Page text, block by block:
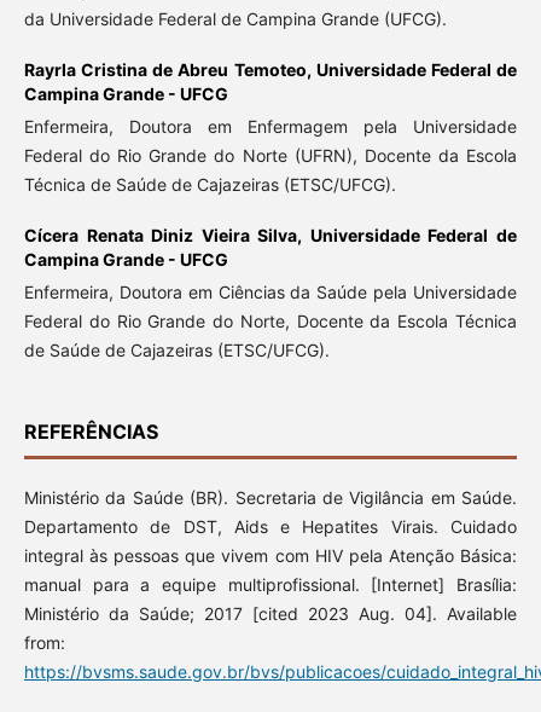
da Universidade Federal de Campina Grande (UFCG).
Rayrla Cristina de Abreu Temoteo, Universidade Federal de
Campina Grande - UFCG
Enfermeira, Doutora em Enfermagem pela Universidade
Federal do Rio Grande do Norte (UFRN), Docente da Escola
Técnica de Saúde de Cajazeiras (ETSC/UFCG).
Cícera Renata Diniz Vieira Silva, Universidade Federal de
Campina Grande - UFCG
Enfermeira, Doutora em Ciências da Saúde pela Universidade
Federal do Rio Grande do Norte, Docente da Escola Técnica
de Saúde de Cajazeiras (ETSC/UFCG).
REFERÊNCIAS
Ministério da Saúde (BR). Secretaria de Vigilância em Saúde.
Departamento de DST, Aids e Hepatites Virais. Cuidado
integral às pessoas que vivem com HIV pela Atenção Básica:
manual para a equipe multiprofissional. [Internet] Brasília:
Ministério da Saúde; 2017 [cited 2023 Aug. 04]. Available
from:
https://bvsms.saude.gov.br/bvs/publicacoes/